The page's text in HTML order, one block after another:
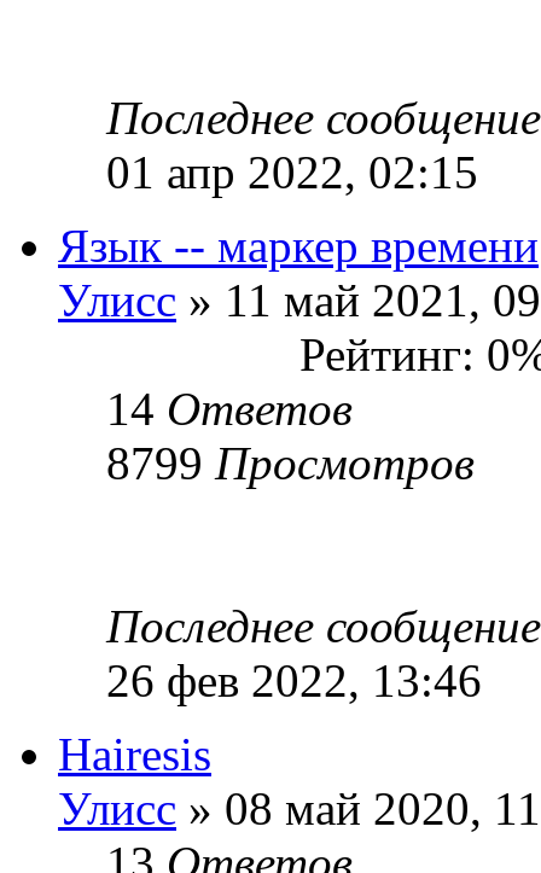
Последнее
01 апр 2022, 02:15
Язык -- маркер времени
Улисс » 11 май 2021,
Рейтинг:
14 Ответов
8799 Просмотров
Последнее
26 фев 2022, 13:46
Hairesis
Улисс » 08 май 2020,
13 Ответов